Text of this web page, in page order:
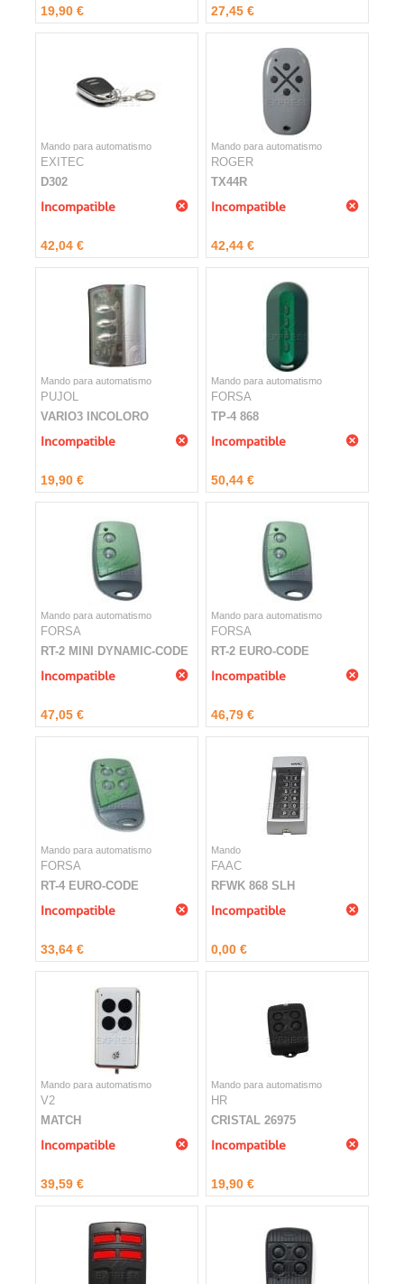
19,90 € 27,45 €
Mando para automatismo
EXITEC
D302
Incompatible
42,04 €
Mando para automatismo
ROGER
TX44R
Incompatible
42,44 €
Mando para automatismo
PUJOL
VARIO3 INCOLORO
Incompatible
19,90 €
Mando para automatismo
FORSA
TP-4 868
Incompatible
50,44 €
Mando para automatismo
FORSA
RT-2 MINI DYNAMIC-CODE
Incompatible
47,05 €
Mando para automatismo
FORSA
RT-2 EURO-CODE
Incompatible
46,79 €
Mando para automatismo
FORSA
RT-4 EURO-CODE
Incompatible
33,64 €
Mando
FAAC
RFWK 868 SLH
Incompatible
0,00 €
Mando para automatismo
V2
MATCH
Incompatible
39,59 €
Mando para automatismo
HR
CRISTAL 26975
Incompatible
19,90 €